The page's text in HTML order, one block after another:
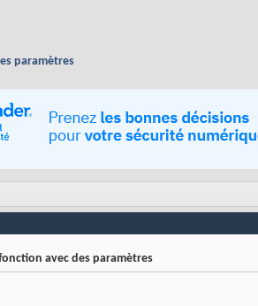
paramètres
avec des paramètres